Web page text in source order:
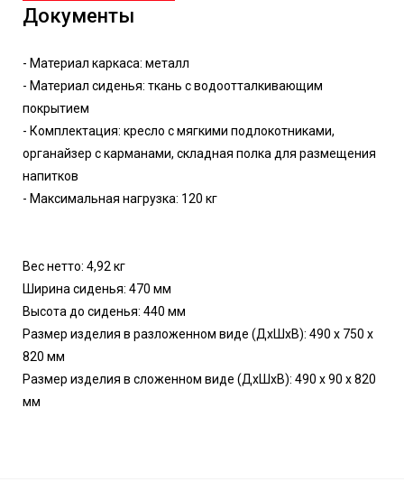
Документы
- Материал каркаса: металл
- Материал сиденья: ткань с водоотталкивающим
покрытием
- Комплектация: кресло с мягкими подлокотниками,
органайзер с карманами, складная полка для размещения
напитков
- Максимальная нагрузка: 120 кг
Вес нетто: 4,92 кг
Ширина сиденья: 470 мм
Высота до сиденья: 440 мм
Размер изделия в разложенном виде (ДхШхВ): 490 х 750 х
820 мм
Размер изделия в сложенном виде (ДхШхВ): 490 х 90 х 820
мм